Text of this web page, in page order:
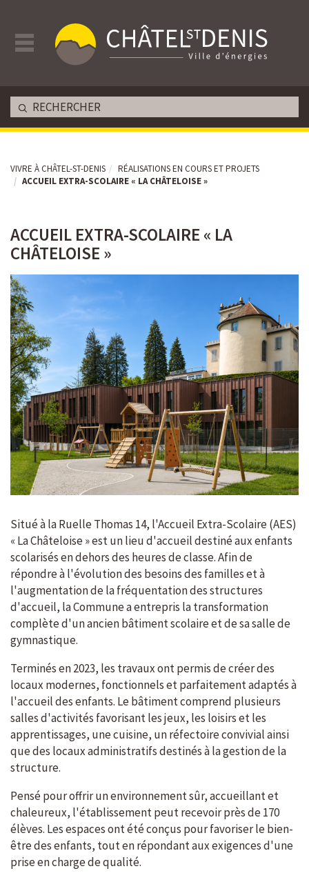
VIVRE À CHÂTEL-ST-DENIS
RÉALISATIONS EN COURS ET PROJETS
ACCUEIL EXTRA-SCOLAIRE « LA CHÂTELOISE »
ACCUEIL EXTRA-SCOLAIRE « LA
CHÂTELOISE »
Situé à la Ruelle Thomas 14, l'Accueil Extra-Scolaire (AES)
« La Châteloise » est un lieu d'accueil destiné aux enfants
scolarisés en dehors des heures de classe. Afin de
répondre à l'évolution des besoins des familles et à
l'augmentation de la fréquentation des structures
d'accueil, la Commune a entrepris la transformation
complète d'un ancien bâtiment scolaire et de sa salle de
gymnastique.
Terminés en 2023, les travaux ont permis de créer des
locaux modernes, fonctionnels et parfaitement adaptés à
l'accueil des enfants. Le bâtiment comprend plusieurs
salles d'activités favorisant les jeux, les loisirs et les
apprentissages, une cuisine, un réfectoire convivial ainsi
que des locaux administratifs destinés à la gestion de la
structure.
Pensé pour offrir un environnement sûr, accueillant et
chaleureux, l'établissement peut recevoir près de 170
élèves. Les espaces ont été conçus pour favoriser le bien-
être des enfants, tout en répondant aux exigences d'une
prise en charge de qualité.